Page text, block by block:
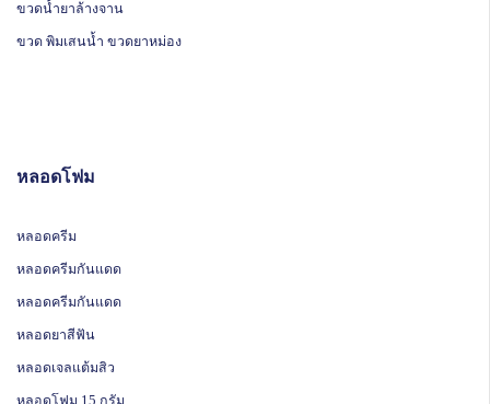
ขวดน้ำยาล้างจาน
ขวด พิมเสนน้ำ ขวดยาหม่อง
หลอดโฟม
หลอดครีม
หลอดครีมกันแดด
หลอดครีมกันแดด
หลอดยาสีฟัน
หลอดเจลแต้มสิว